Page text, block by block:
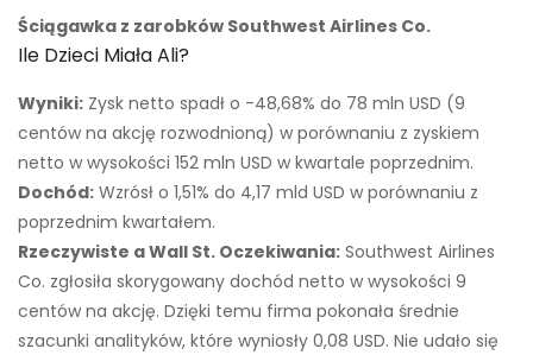
Ściągawka z zarobków Southwest Airlines Co.
Ile Dzieci Miała Ali?
Wyniki: Zysk netto spadł o -48,68% do 78 mln USD (9
centów na akcję rozwodnioną) w porównaniu z zyskiem
netto w wysokości 152 mln USD w kwartale poprzednim.
Dochód: Wzrósł o 1,51% do 4,17 mld USD w porównaniu z
poprzednim kwartałem.
Rzeczywiste a Wall St. Oczekiwania: Southwest Airlines
Co. zgłosiła skorygowany dochód netto w wysokości 9
centów na akcję. Dzięki temu firma pokonała średnie
szacunki analityków, które wyniosły 0,08 USD. Nie udało się